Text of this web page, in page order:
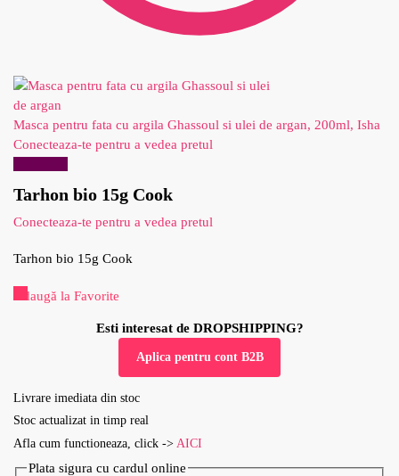
Masca pentru fata cu argila Ghassoul si ulei de argan, 200ml, Isha
Conecteaza-te pentru a vedea pretul
Tarhon bio 15g Cook
Conecteaza-te pentru a vedea pretul
Tarhon bio 15g Cook
Adaugă la Favorite
Esti interesat de DROPSHIPPING?
Aplica pentru cont B2B
Livrare imediata din stoc
Stoc actualizat in timp real
Afla cum functioneaza, click -> AICI
Plata sigura cu cardul online